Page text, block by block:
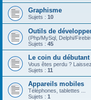
Graphisme
Sujets : 10
Outils de
(Php/MySql, Delphi/
Sujets : 45
Le coin du débutant
Vous êtes perdu ?
Sujets : 11
Appareils mobiles
Téléphones, tablettes ...
Sujets : 1